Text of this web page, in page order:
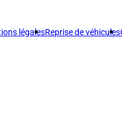
légalesReprise de véhicules